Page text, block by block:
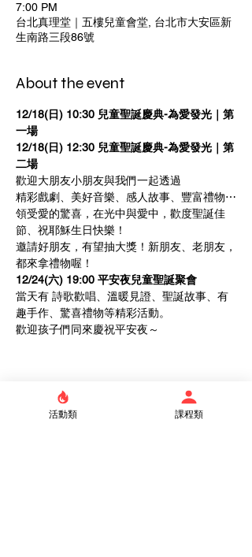
7:00 PM
台北真理堂｜五樓兒童會堂, 台北市大安區新
生南路三段86號
About the event
12/18(日) 10:30 兒童聖誕慶典-為愛發光｜第
一場
12/18(日) 12:30 兒童聖誕慶典-為愛發光｜第
二場
歡迎大朋友小朋友與我們一起透過
精彩戲劇、美好音樂、感人故事、豐富禮物⋯
領受愛的驚喜，在光中與愛中，歡度聖誕佳
節、祝耶穌生日快樂！
邀請好朋友，有望抽大獎！新朋友、老朋友，
都來拿禮物喔！
12/24(六) 19:00 平安夜兒童聖誕聚會
當天有 詩歌歡唱、溫暖見證、聖誕故事、有
趣手作、驚喜禮物等精彩活動。
歡迎孩子們同來慶祝平安夜～
Share this event
活動類 課程類